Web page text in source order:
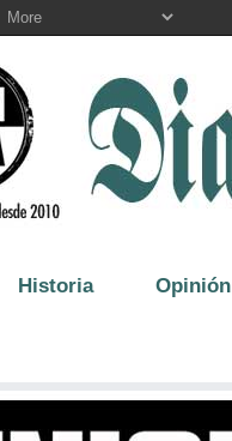
Historia Opinión